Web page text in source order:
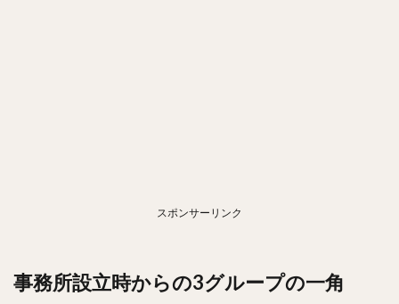
スポンサーリンク
事務所設立時からの3グループの一角